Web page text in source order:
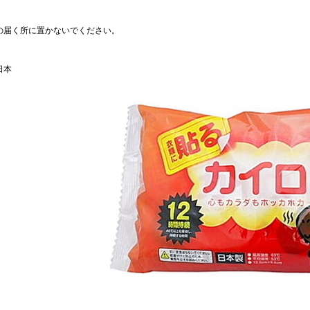
く所に置かないでください。
本